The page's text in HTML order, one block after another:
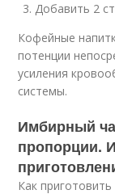
Добавить 2
Кофейные
потенции
усиления
системы.
Имбирный
пропорции.
Как приготовить